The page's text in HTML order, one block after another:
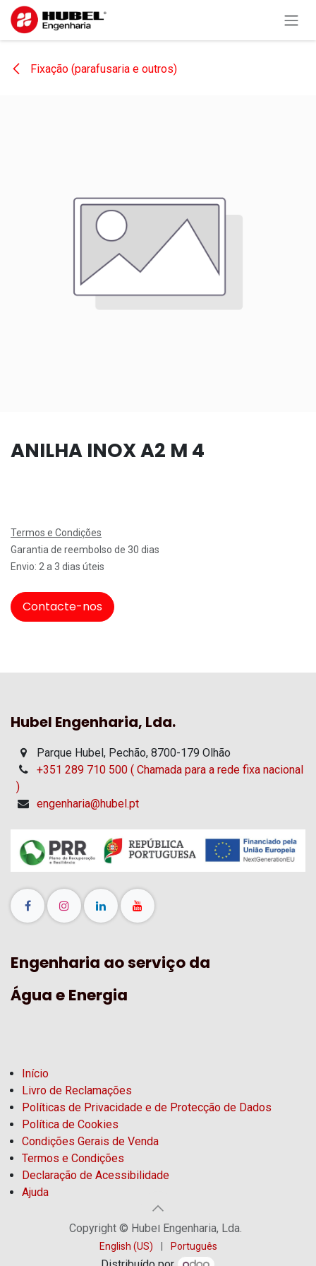
Pular para o conteúdo
Fixação (parafusaria e outros)
ANILHA INOX A2 M 4
Termos e Condições
Garantia de reembolso de 30 dias
Envio: 2 a 3 dias úteis
Contacte-nos
Hubel Engenharia, Lda.
Parque Hubel, Pechão, 8700-179 Olhão
+351 289 710 500 ( Chamada para a rede fixa nacional
)
engenharia@hubel.pt
Engenharia ao serviço da
Água e Energia
Início
Livro de Reclamações
Políticas de Privacidade e de Protecção de Dados
Política de Cookies
Condições Gerais de Venda
Termos e Condições
Declaração de Acessibilidade
Ajuda
Copyright © Hubel Engenharia, Lda.
English (US) Português